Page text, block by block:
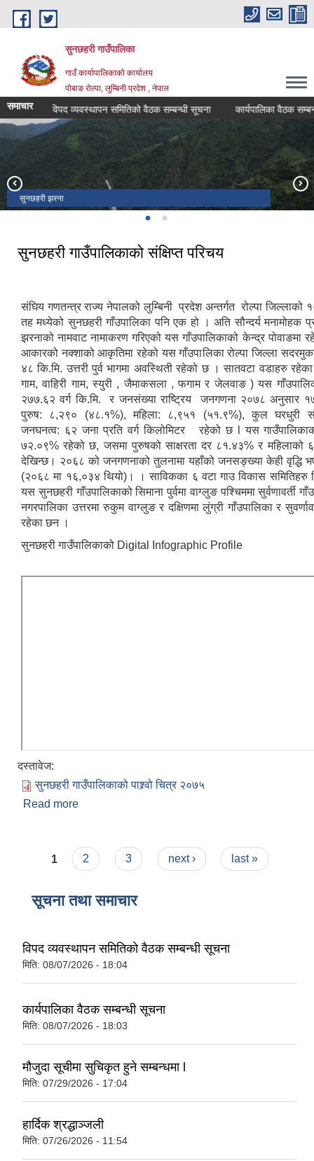
Skip to main content
सुनछहरी गाउँपालिका
गाउँ कार्यापालिकाको कार्यालय
पोबाङ रोल्पा, लुम्बिनी प्रदेश , नेपाल
समाचारविपद व्यवस्थापन समितिको वैठक सम्बन्धी सूचना कार्यपालिका वैठक सम्बन्धी
सुनछहरी झरना
विबाङ दह
सुनछहरी गाउँपालिकाको संक्षिप्त परिचय
संघिय गणतन्त्र राज्य नेपालको लुम्बिनी प्रदेश अन्तर्गत रोल्पा जिल्लाको
तह मध्येको सुनछहरी गाँउपालिका पनि एक हो । अति सौन्दर्य मनामोहक
झरनाको नामवाट नामाकरण गरिएको यस गाँउपालिकाको केन्द्र पोवाङमा
आकारको नक्शाको आकृतिमा रहेको यस गाँउपालिका रोल्पा जिल्ला
४८ कि.मि. उत्तरी पुर्व भागमा अवस्थिती रहेको छ । सातवटा वडाहरु
गाम, वाहिरी गाम, स्युरी , जैमाकसला , फगाम र जेलवाङ ) यस
२७७.६२ वर्ग कि.मि. र जनसंख्या राष्ट्रिय जनगणना २०७८ अनुसार
पुरुष: ८,२९० (४८.१%), महिला: ८,९५१ (५१.९%), कुल घरधुरी
जनघनत्व: ६२ जना प्रति वर्ग किलोमिटर रहेको छ l यस
७२.०९% रहेको छ, जसमा पुरुषको साक्षरता दर ८१.४३% र महिलाको
देखिन्छ। २०६८ को जनगणनाको तुलनामा यहाँको जनसङ्ख्या केही वृद्धि
(२०६८ मा १६,०३४ थियो)। । साविकका ६ वटा गाउ विकास समितिहरु
यस सुनछहरी गाँउपालिकाको सिमाना पुर्वमा वाग्लुङ पश्चिममा सुर्वणावर्ती
नगरपालिका उत्तरमा रुकुम वाग्लुङ र दक्षिणमा लुंग्री गाँउपालिका र
रहेका छन ।
सुनछहरी गाउँपालिकाको Digital Infographic Profile
दस्तावेज:
सुनछहरी गाउँपालिकाको‌‍‍‌ पाश्र्वो चित्र २०७५
Read more
Pages
1 2 3 next › last »
सूचना तथा समाचार
विपद व्यवस्थापन समितिको वैठक सम्बन्धी सूचना
मिति: 08/07/2026 - 18:04
कार्यपालिका वैठक सम्बन्धी सूचना
मिति: 08/07/2026 - 18:03
मौजुदा सूचीमा सुचिकृत हुने सम्बन्धमा l
मिति: 07/29/2026 - 17:04
हार्दिक श्रद्धाञ्जली
मिति: 07/26/2026 - 11:54